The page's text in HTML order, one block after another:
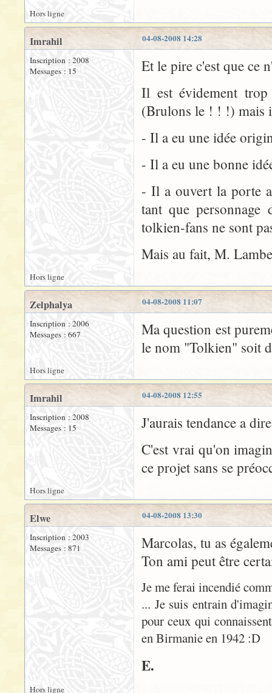
Hors ligne
04-08-2008 14:28
Imrahil
Inscription : 2008
Messages : 15
Et le pire c'est que ce
Il est évidement
(Brulons le ! ! !) mais
- Il a eu une idée
- Il a eu une bonne
- Il a ouvert la porte
tant que
tolkien-fans ne sont
Mais au fait, M.
Hors ligne
04-08-2008 11:07
Zelphalya
Inscription : 2006
Messages : 667
Ma question est
le nom "Tolkien" soit
Hors ligne
04-08-2008 12:55
Imrahil
Inscription : 2008
Messages : 15
J'aurais tendance a
C'est vrai qu'on
ce projet sans se
Hors ligne
04-08-2008 13:30
Elwe
Inscription : 2003
Messages : 871
Marcolas, tu as
Ton ami peut être
Je me ferai incendié
... Je suis entrain
pour ceux qui
en Birmanie en 1942 :D
E.
Hors ligne